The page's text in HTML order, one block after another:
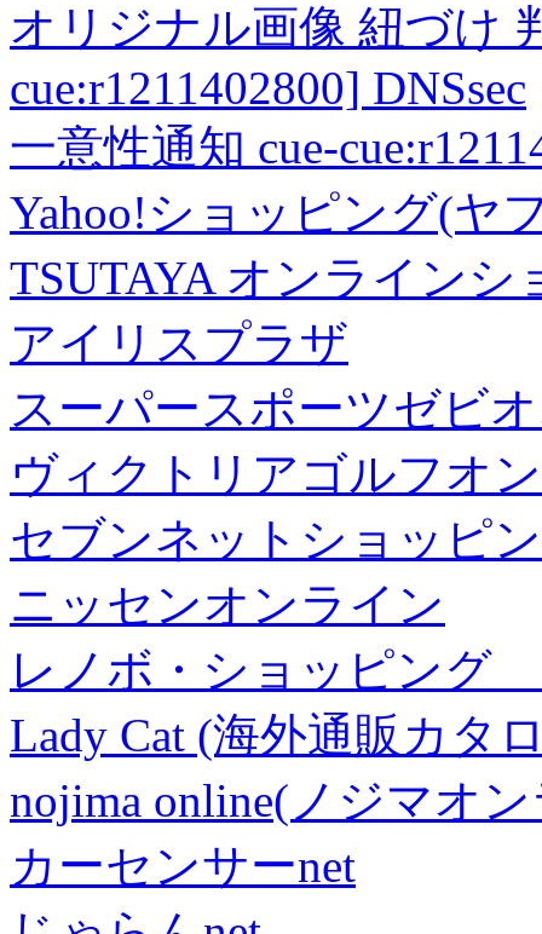
オリジナル画像 紐づけ
cue:r1211402800] DNSsec
一意性通知 cue-
Yahoo!ショッピング(ヤ
TSUTAYA オンラインシ
アイリスプラザ
スーパースポーツゼビ
ヴィクトリアゴルフオ
セブンネットショッピ
ニッセンオンライン
レノボ・ショッピング
Lady Cat (海外通販カタ
nojima online(ノジマオ
カーセンサーnet